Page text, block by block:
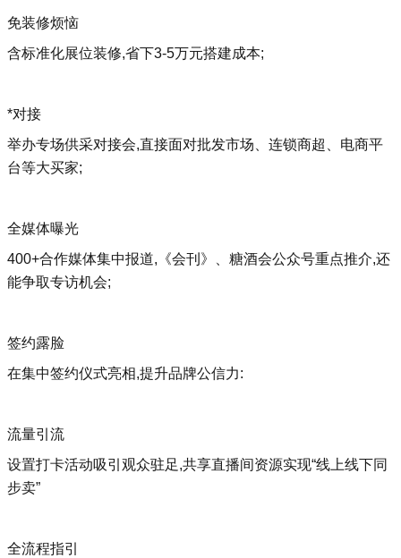
免装修烦恼
含标准化展位装修,省下3-5万元搭建成本;
*对接
举办专场供采对接会,直接面对批发市场、连锁商超、电商平
台等大买家;
全媒体曝光
400+合作媒体集中报道,《会刊》、糖酒会公众号重点推介,还
能争取专访机会;
签约露脸
在集中签约仪式亮相,提升品牌公信力:
流量引流
设置打卡活动吸引观众驻足,共享直播间资源实现“线上线下同
步卖”
全流程指引